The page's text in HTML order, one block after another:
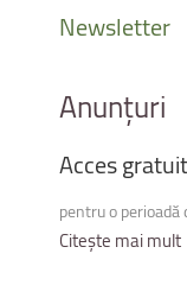
Newsletter
Anunțuri
Accesgratuit
pentru o perioadă
Citește mai mult